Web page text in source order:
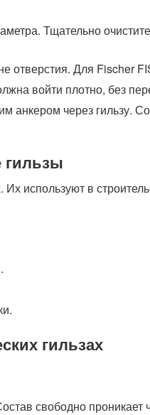
Тщательно
отверстия. Для Fischer
войти плотно, без
анкером через гильзу.
гильзы
используют в
гильзах
свободно проникает